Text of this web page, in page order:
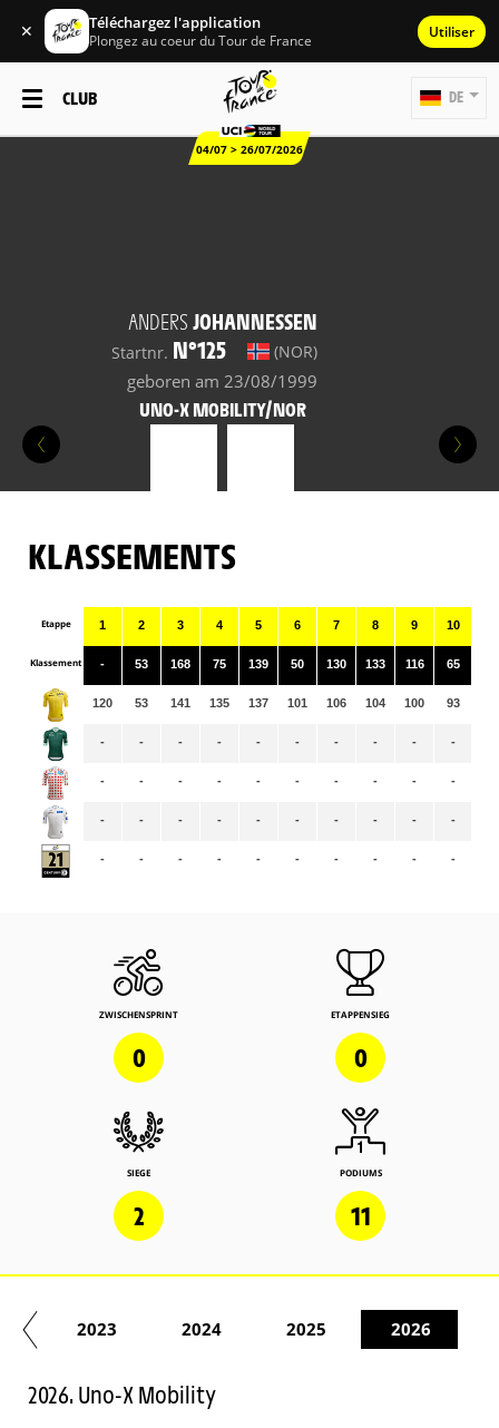
✕ Téléchargez l'application
Plongez au coeur du Tour de France Utiliser
CLUB
04/07 > 26/07/2026
DE
ANDERS JOHANNESSEN
Startnr. N°125 (NOR)
geboren am 23/08/1999
UNO-X MOBILITY/NOR
KLASSEMENTS
Etappe
Klassement
1
-
120
-
-
-
-
2
53
53
-
-
-
-
3
168
141
-
-
-
-
4
75
135
-
-
-
-
5
139
137
-
-
-
-
6
50
101
-
-
-
-
7
130
106
-
-
-
-
8
133
104
-
-
-
-
9
116
100
-
-
-
-
10
65
93
-
-
-
-
ZWISCHENSPRINT
0
ETAPPENSIEG
0
SIEGE
2
PODIUMS
11
2023 2024 2025 2026
2026. Uno-X Mobility